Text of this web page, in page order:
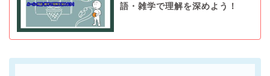
語・雑学で理解を深めよう！